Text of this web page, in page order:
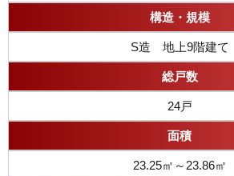
構造・規模
S造 地上9階建て
総戸数
24戸
面積
23.25㎡～23.86㎡